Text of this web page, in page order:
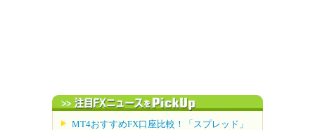
MT4おすすめFX口座比較！「スプレッド」